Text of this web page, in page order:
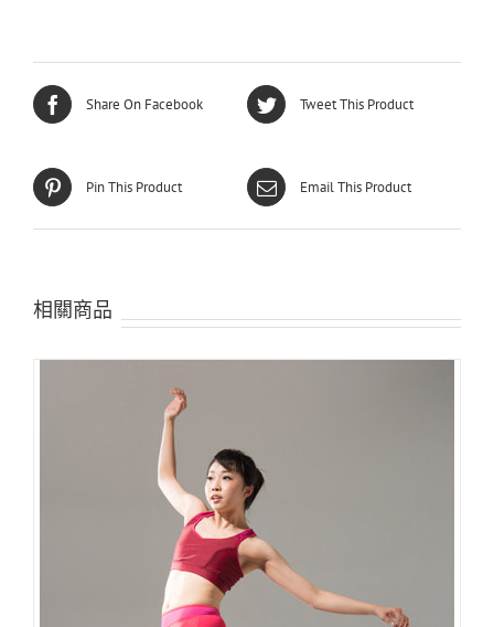
Share On Facebook Tweet This Product
Pin This Product Email This Product
相關商品